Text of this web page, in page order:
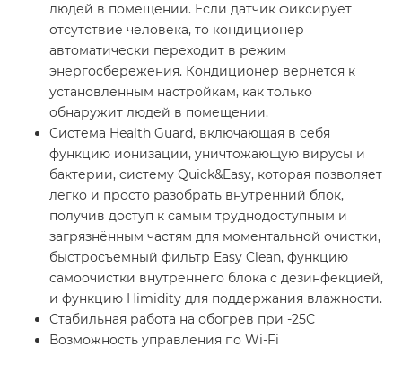
людей в помещении. Если датчик фиксирует
отсутствие человека, то кондиционер
автоматически переходит в режим
энергосбережения. Кондиционер вернется к
установленным настройкам, как только
обнаружит людей в помещении.
Система Health Guard, включающая в себя
функцию ионизации, уничтожающую вирусы и
бактерии, систему Quick&Easy, которая позволяет
легко и просто разобрать внутренний блок,
получив доступ к самым труднодоступным и
загрязнённым частям для моментальной очистки,
быстросъемный фильтр Easy Clean, функцию
самоочистки внутреннего блока с дезинфекцией,
и функцию Himidity для поддержания влажности.
Стабильная работа на обогрев при -25С
Возможность управления по Wi-Fi